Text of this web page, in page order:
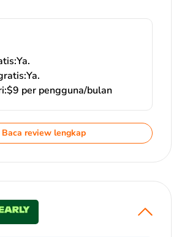
Ya.
Ya.
$9 per pengguna/bulan
Baca review lengkap